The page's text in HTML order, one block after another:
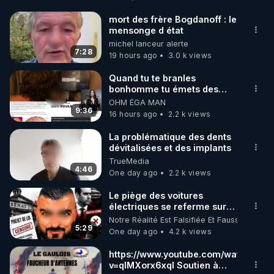
🌱 INSTAGRAM
https://www.instagram.com/rdlr_thierrycasasnovas/
http://rgnr.li/instagram
🌱 LA NEWSLETTER
Pour ne pas rater l’actualité RGNR (stages,
http://rgnr.li/news
🌱 VIDÉOS NON CENSURÉES SUR ODYSEE
Toutes les vidéos Youtube sont aussi sur la
http://rgnr.li/odysee
🌱 LES STAGES EN PRÉSENTIEL
7:28
mort des frère Bogdanoff : le
mensonge d état
michel lanceur alerte
19 hours ago
3.0 k views
9:36
Quand tu te branles
bonhomme tu émets des
ondes ils ont juste omis de
t'expliquer
OHM ÉGA MAN
16 hours ago
2.2 k views
4:46
La problématique des dents
dévitalisées et des implants
TrueMedia
One day ago
2.2 k views
5:29
Le piège des voitures
électriques se referme sur
les usagers !
Notre Réalité Est Falsifiée Et Fausse
One day ago
4.2 k views
https://www.youtube.com/watch?
v=qlMXorx6xqI Soutien à